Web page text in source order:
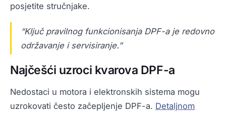
posjetite stručnjake.
“Ključ pravilnog funkcionisanja DPF-a je redovno
održavanje i servisiranje.”
Najčešći uzroci kvarova DPF-a
Nedostaci u motora i elektronskih sistema mogu
uzrokovati često začepljenje DPF-a. Detaljnom